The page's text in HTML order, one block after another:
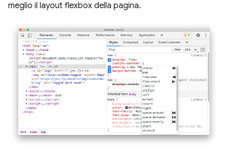
meglio il layout flexbox della pagina.